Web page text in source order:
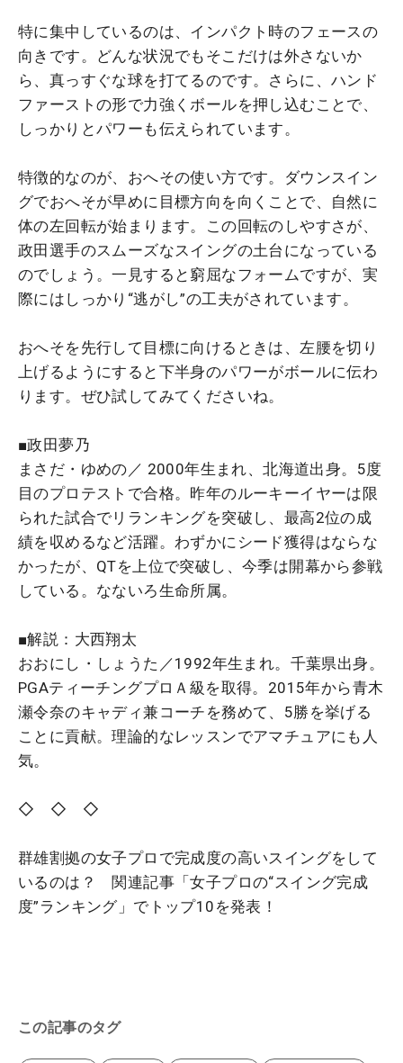
特に集中しているのは、インパクト時のフェースの
向きです。どんな状況でもそこだけは外さないか
ら、真っすぐな球を打てるのです。さらに、ハンド
ファーストの形で力強くボールを押し込むことで、
しっかりとパワーも伝えられています。
特徴的なのが、おへその使い方です。ダウンスイン
グでおへそが早めに目標方向を向くことで、自然に
体の左回転が始まります。この回転のしやすさが、
政田選手のスムーズなスイングの土台になっている
のでしょう。一見すると窮屈なフォームですが、実
際にはしっかり“逃がし”の工夫がされています。
おへそを先行して目標に向けるときは、左腰を切り
上げるようにすると下半身のパワーがボールに伝わ
ります。ぜひ試してみてくださいね。
■政田夢乃
まさだ・ゆめの／ 2000年生まれ、北海道出身。5度
目のプロテストで合格。昨年のルーキーイヤーは限
られた試合でリランキングを突破し、最高2位の成
績を収めるなど活躍。わずかにシード獲得はならな
かったが、QTを上位で突破し、今季は開幕から参戦
している。なないろ生命所属。
■解説：大西翔太
おおにし・しょうた／1992年生まれ。千葉県出身。
PGAティーチングプロＡ級を取得。2015年から青木
瀬令奈のキャディ兼コーチを務めて、5勝を挙げる
ことに貢献。理論的なレッスンでアマチュアにも人
気。
◇ ◇ ◇
群雄割拠の女子プロで完成度の高いスイングをして
いるのは？ 関連記事「女子プロの“スイング完成
度”ランキング」でトップ10を発表！
この記事のタグ